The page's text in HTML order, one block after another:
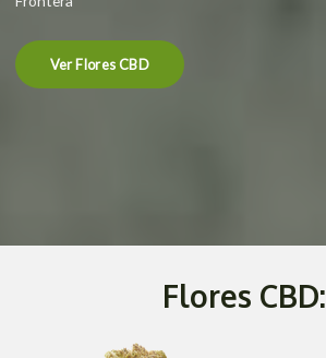
Ver Flores CBD
Flores CBD: